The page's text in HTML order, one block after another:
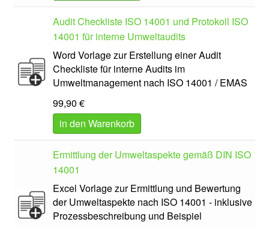
Audit Checkliste ISO 14001 und Protokoll ISO
14001 für interne Umweltaudits
Word Vorlage zur Erstellung einer Audit
Checkliste für interne Audits im
Umweltmanagement nach ISO 14001 / EMAS
99,90 €
in den Warenkorb
Ermittlung der Umweltaspekte gemäß DIN ISO
14001
Excel Vorlage zur Ermittlung und Bewertung
der Umweltaspekte nach ISO 14001 - inklusive
Prozessbeschreibung und Beispiel